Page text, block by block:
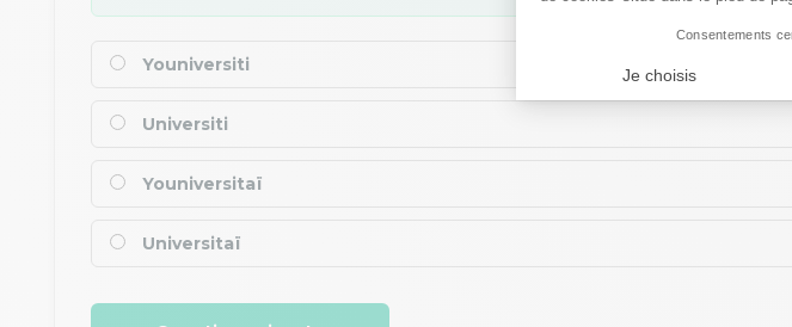
Youniversiti
Universiti
Youniversitaï
Universitaï